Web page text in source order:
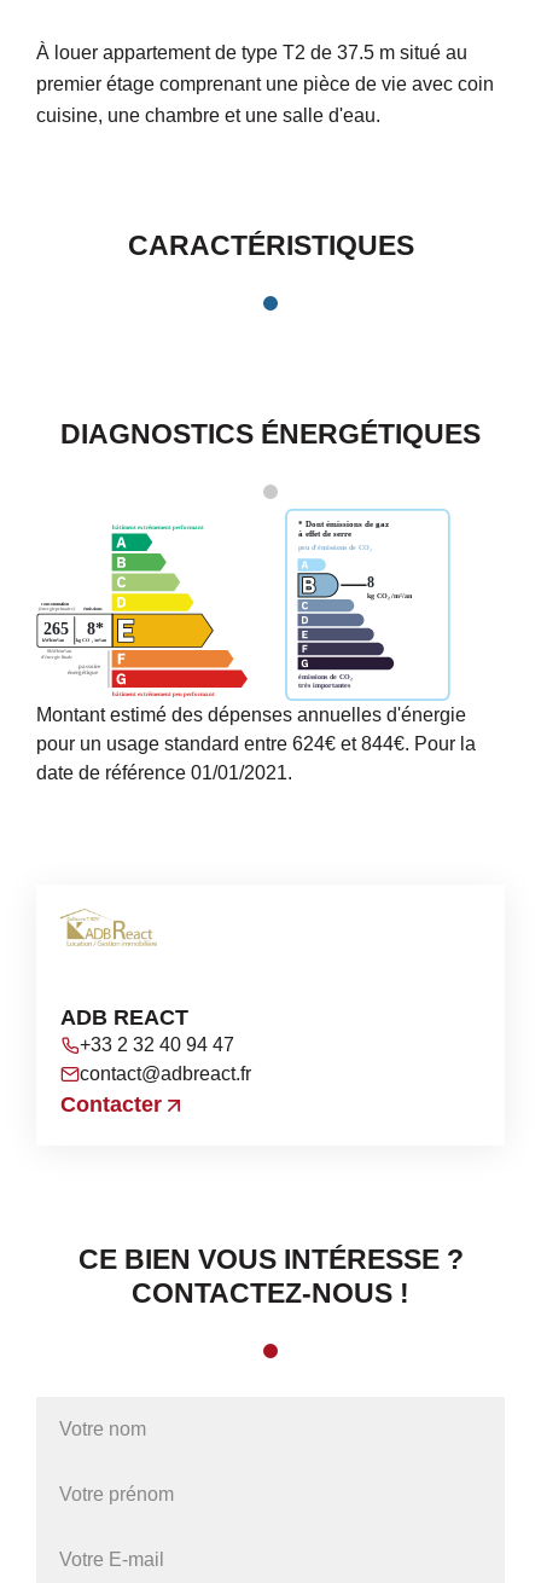
À louer appartement de type T2 de 37.5 m situé au
premier étage comprenant une pièce de vie avec coin
cuisine, une chambre et une salle d'eau.
CARACTÉRISTIQUES
DIAGNOSTICS ÉNERGÉTIQUES
Montant estimé des dépenses annuelles d'énergie
pour un usage standard entre 624€ et 844€. Pour la
date de référence 01/01/2021.
ADB REACT
+33 2 32 40 94 47
contact@adbreact.fr
Contacter
CE BIEN VOUS INTÉRESSE ?
CONTACTEZ-NOUS !